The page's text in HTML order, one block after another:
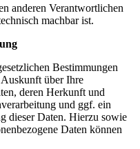
anderen Verantwortlichen
machbar ist.
Bestimmungen
über Ihre
deren Herkunft und
und ggf. ein
dieser Daten. Hierzu sowie
Daten können